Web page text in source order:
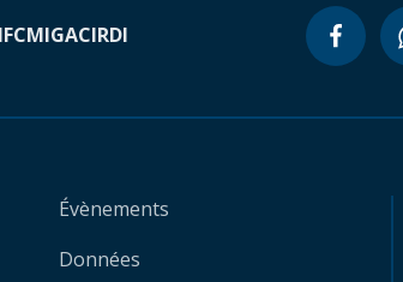
IFCMIGACIRDI
Évènements
Données